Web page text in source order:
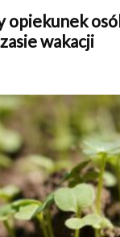
opiekunek
wakacji